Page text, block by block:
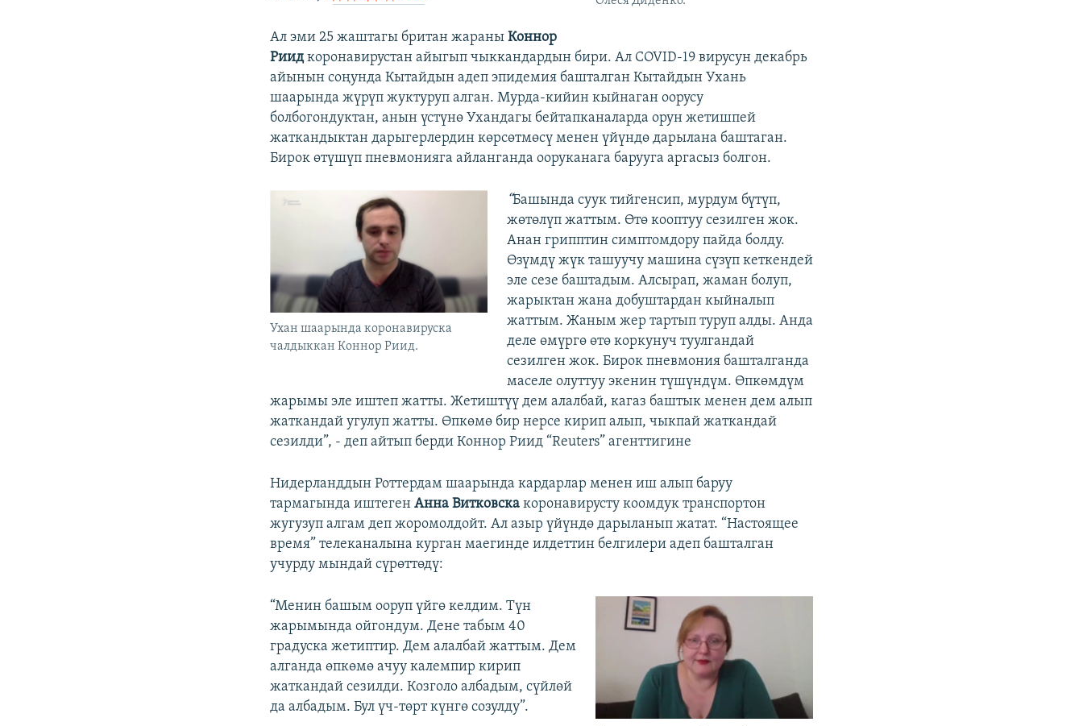
Ал эми 25 жаштагы британ жараны Коннор
Риидкоронавирустан айыгып чыккандардын бири. Ал COVID-19 вирусун декабрь
айынын соңунда Кытайдын адеп эпидемия башталган Кытайдын Ухань
шаарында жүрүп жуктуруп алган. Мурда-кийин кыйнаган оорусу
болбогондуктан, анын үстүнө Ухандагы бейтапканаларда орун жетишпей
жаткандыктан дарыгерлердин көрсөтмөсү менен үйүндө дарылана баштаган.
Бирок өтүшүп пневмонияга айланганда ооруканага барууга аргасыз болгон.
Ухан шаарында коронавируска
чалдыккан Коннор Риид.
“Башында суук тийгенсип, мурдум бүтүп,
жөтөлүп жаттым. Өтө кооптуу сезилген жок.
Анан грипптин симптомдору пайда болду.
Өзүмдү жүк ташуучу машина сүзүп кеткендей
эле сезе баштадым. Алсырап, жаман болуп,
жарыктан жана добуштардан кыйналып
жаттым. Жаным жер тартып туруп алды. Анда
деле өмүргө өтө коркунуч туулгандай
сезилген жок. Бирок пневмония башталганда
маселе олуттуу экенин түшүндүм. Өпкөмдүм
жарымы эле иштеп жатты. Жетиштүү дем алалбай, кагаз баштык менен дем алып
жаткандай угулуп жатты. Өпкөмө бир нерсе кирип алып, чыкпай жаткандай
сезилди”, - деп айтып берди Коннор Риид “Reuters” агенттигине
Нидерланддын Роттердам шаарында кардарлар менен иш алып баруу
тармагында иштегенАнна Витковскакоронавирусту коомдук транспортон
жугузуп алгам деп жоромолдойт. Ал азыр үйүндө дарыланып жатат. “Настоящее
время” телеканалына курган маегинде илдеттин белгилери адеп башталган
учурду мындай сүрөттөдү:
“Менин башым ооруп үйгө келдим. Түн
жарымында ойгондум. Дене табым 40
градуска жетиптир. Дем алалбай жаттым. Дем
алганда өпкөмө ачуу калемпир кирип
жаткандай сезилди. Козголо албадым, сүйлөй
да албадым. Бул үч-төрт күнгө созулду”.